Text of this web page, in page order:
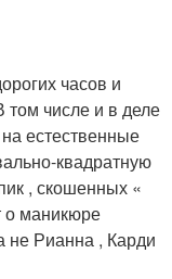
часов и
том числе и в деле
естественные
квадратную
, скошенных «
о маникюре
не Рианна , Карди